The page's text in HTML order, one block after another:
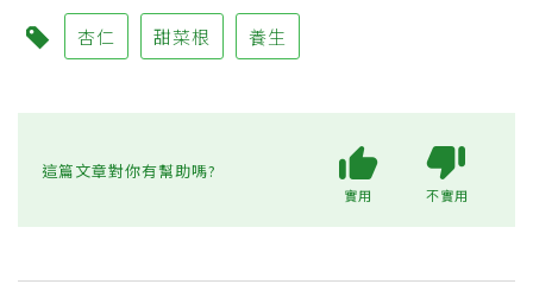
杏仁 甜菜根 養生
這篇文章對你有幫助嗎?
實用 不實用